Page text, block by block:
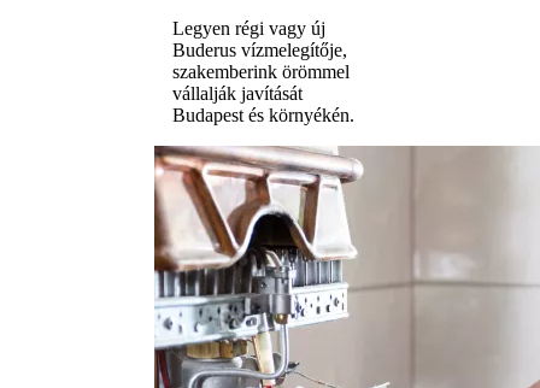
Legyen régi vagy új
Buderus vízmelegítője,
szakemberink örömmel
vállalják javítását
Budapest és környékén.